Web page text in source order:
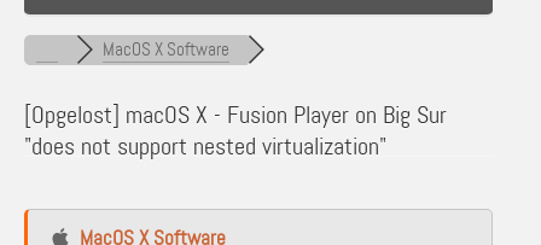
MacOS X Software
[Opgelost] macOS X - Fusion Player on Big Sur
"does not support nested virtualization"
MacOS X Software